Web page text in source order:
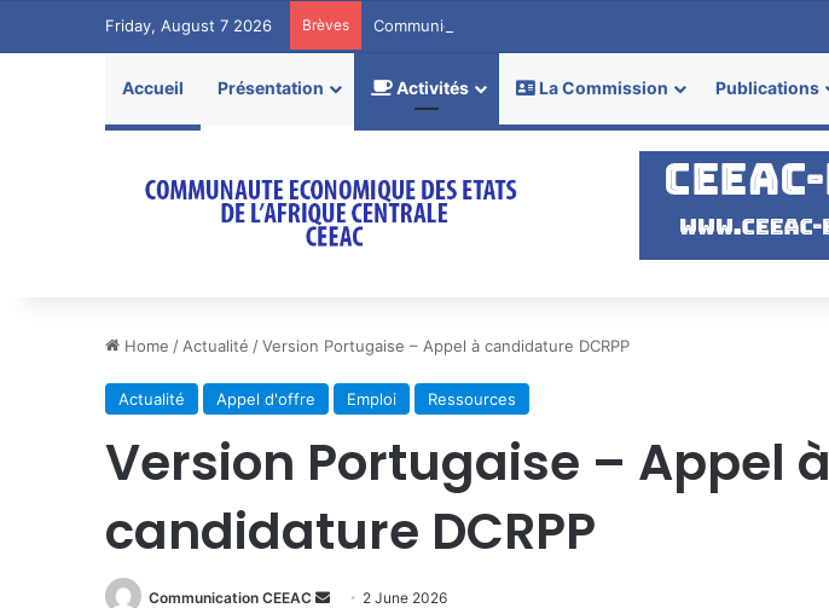
Friday, August 7 2026 Brèves Communiqué de Presse
Accueil Présentation Activités La Commission Publications
Home / Actualité /Version Portugaise – Appel à candidature DCRPP
Actualité Appel d'offre Emploi Ressources
Version Portugaise – Appel à
candidature DCRPP
Communication CEEAC 2 June 2026